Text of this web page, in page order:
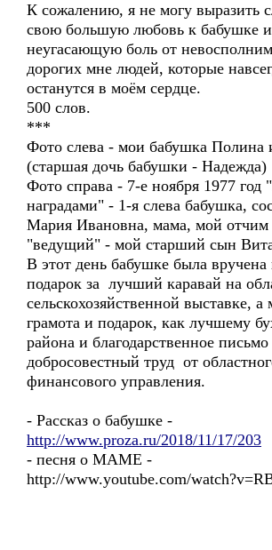
К сожалению, я не могу выразить
свою большую любовь к бабушке
неугасающую боль от
дорогих мне людей, которые
останутся в моём сердце.
500 слов.
***
Фото слева - мои бабушка Полина
(старшая дочь бабушки - Надежда)
Фото справа - 7-е ноября 1977 год
наградами" - 1-я слева бабушка,
Мария Ивановна, мама, мой отчим
"ведущий" - мой старший сын
В этот день бабушке была вручена
подарок за лучший каравай на
сельскохозяйственной выставке, а
грамота и подарок, как лучшему
района и благодарственное письмо
добросовестный труд от
финансового управления.
- Рассказ о бабушке -
http://www.proza.ru/2018/11/17/203
- песня о МАМЕ -
http://www.youtube.com/